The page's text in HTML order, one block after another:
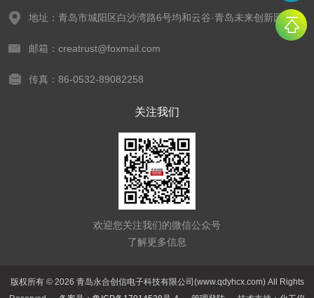
地址：青岛市城阳区白沙湾路6号均和云谷·青岛未来创新园
邮箱：creatrust@foxmail.com
传真：86-0532-89082258
关注我们
欢迎您关注我们的微信公众号
了解更多信息
版权所有 © 2026 青岛永合创信电子科技有限公司(www.qdyhcx.com) All Rights